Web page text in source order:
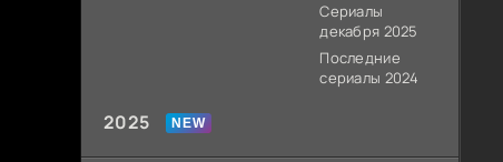
Сериалы
декабря 2025
Последние
сериалы 2024
2025